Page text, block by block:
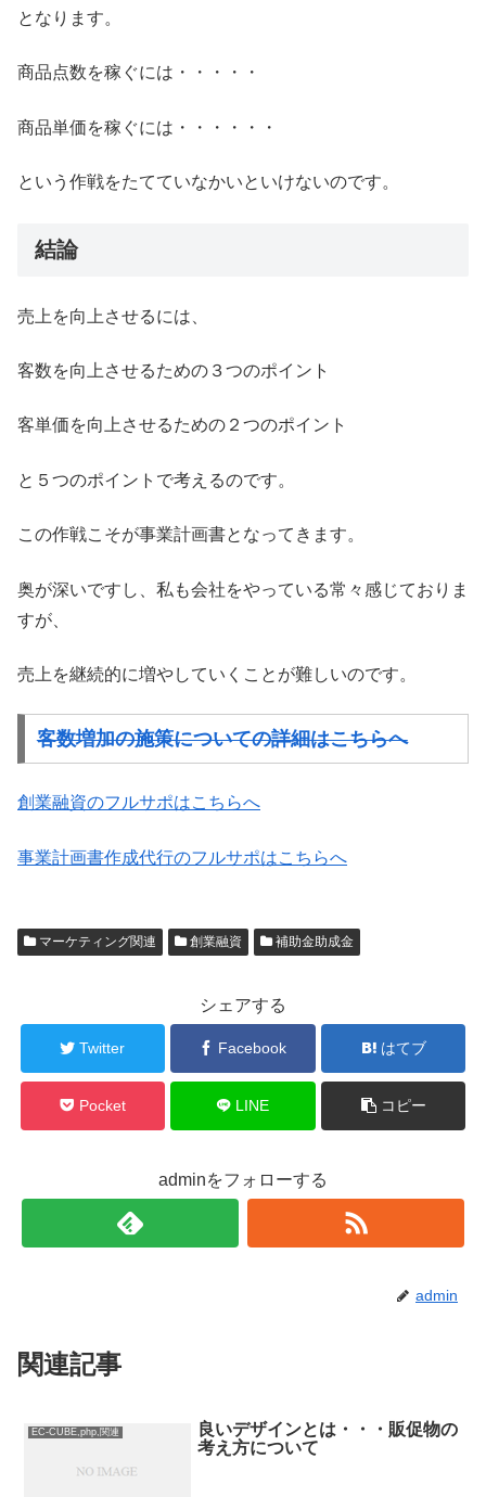
となります。
商品点数を稼ぐには・・・・・
商品単価を稼ぐには・・・・・・
という作戦をたてていなかいといけないのです。
結論
売上を向上させるには、
客数を向上させるための３つのポイント
客単価を向上させるための２つのポイント
と５つのポイントで考えるのです。
この作戦こそが事業計画書となってきます。
奥が深いですし、私も会社をやっている常々感じておりま
すが、
売上を継続的に増やしていくことが難しいのです。
客数増加の施策についての詳細はこちらへ
創業融資のフルサポはこちらへ
事業計画書作成代行のフルサポはこちらへ
マーケティング関連 創業融資 補助金助成金
シェアする
Twitter Facebook はてブ
Pocket LINE コピー
adminをフォローする
admin
関連記事
EC-CUBE,php,関連
良いデザインとは・・・販促物の
考え方について